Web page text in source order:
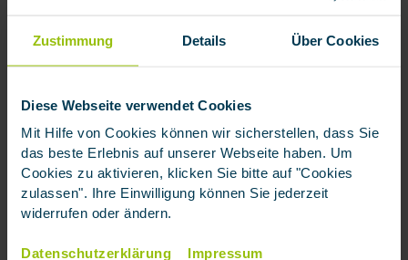
Zustimmung Details Über Cookies
Diese Webseite verwendet Cookies
Mit Hilfe von Cookies können wir sicherstellen, dass Sie
das beste Erlebnis auf unserer Webseite haben. Um
Cookies zu aktivieren, klicken Sie bitte auf "Cookies
zulassen". Ihre Einwilligung können Sie jederzeit
widerrufen oder ändern.
Datenschutzerklärung Impressum
SF 41-45
Top
Eigene Schadenfreiheitsklasse
ermitteln
Wenn bisher kein Schaden reguliert wurde, können